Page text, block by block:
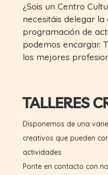
¿Sois un Centro
necesitáis delegar la
programación de
podemos encargar.
los mejores
TALLERES
Disponemos de una
creativos que pueden
actividades.
Ponte en contacto con